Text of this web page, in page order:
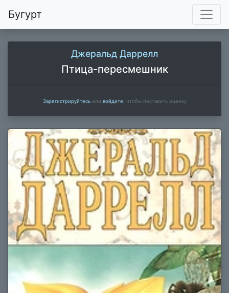
Бугурт
Джеральд Даррелл
Птица-пересмешник
Зарегистрируйтесьили войдите , чтобы поставить оценку